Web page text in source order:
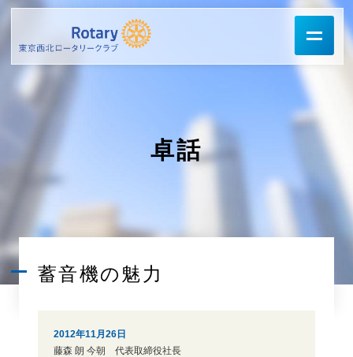
卓話
蓄音機の魅力
2012年11月26日
藤森 朗 今朝 代表取締役社長